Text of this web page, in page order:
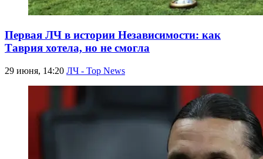
Первая ЛЧ в истории Независимости: как
Таврия хотела, но не смогла
29 июня, 14:20 ЛЧ - Top News